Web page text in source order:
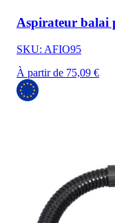
Aspirateur balai
SKU: AFIO95
À partir de 75,09 €